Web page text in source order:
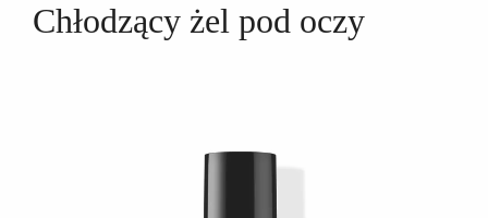
Chłodzący żel pod oczy